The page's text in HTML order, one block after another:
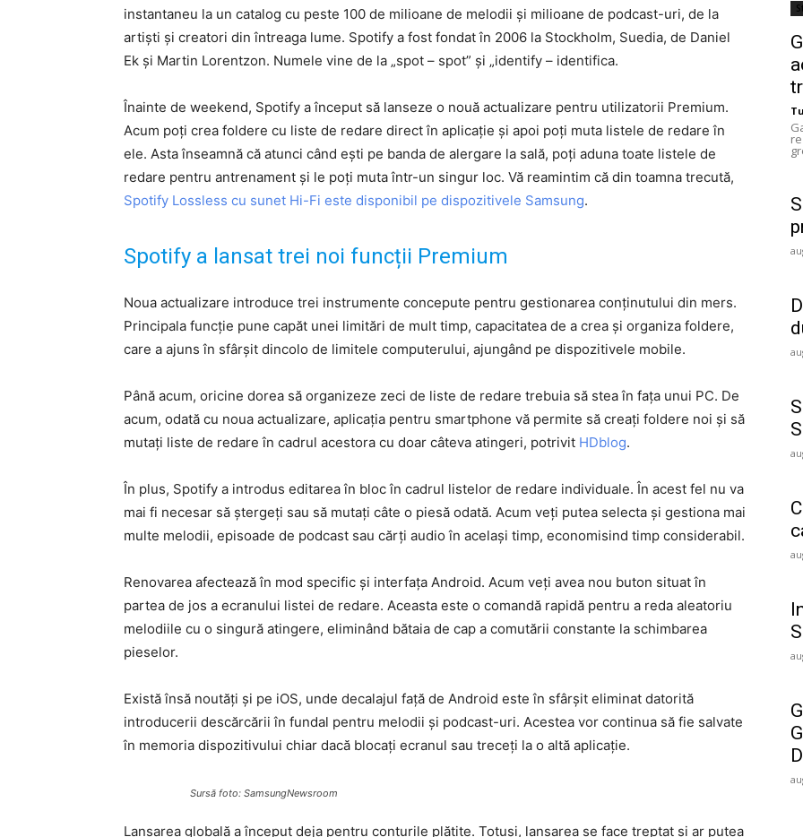
instantaneu la un catalog cu peste 100 de milioane de melodii și milioane de podcast-uri, de la
artiști și creatori din întreaga lume. Spotify a fost fondat în 2006 la Stockholm, Suedia, de Daniel
Ek și Martin Lorentzon. Numele vine de la „spot – spot” și „identify – identifica.
Înainte de weekend, Spotify a început să lanseze o nouă actualizare pentru utilizatorii Premium.
Acum poți crea foldere cu liste de redare direct în aplicație și apoi poți muta listele de redare în
ele. Asta înseamnă că atunci când ești pe banda de alergare la sală, poți aduna toate listele de
redare pentru antrenament și le poți muta într-un singur loc. Vă reamintim că din toamna trecută,
Spotify Lossless cu sunet Hi-Fi este disponibil pe dispozitivele Samsung.
Spotify a lansat trei noi funcții Premium
Noua actualizare introduce trei instrumente concepute pentru gestionarea conținutului din mers.
Principala funcție pune capăt unei limitări de mult timp, capacitatea de a crea și organiza foldere,
care a ajuns în sfârșit dincolo de limitele computerului, ajungând pe dispozitivele mobile.
Până acum, oricine dorea să organizeze zeci de liste de redare trebuia să stea în fața unui PC. De
acum, odată cu noua actualizare, aplicația pentru smartphone vă permite să creați foldere noi și să
mutați liste de redare în cadrul acestora cu doar câteva atingeri, potrivit HDblog.
În plus, Spotify a introdus editarea în bloc în cadrul listelor de redare individuale. În acest fel nu va
mai fi necesar să ștergeți sau să mutați câte o piesă odată. Acum veți putea selecta și gestiona mai
multe melodii, episoade de podcast sau cărți audio în același timp, economisind timp considerabil.
Renovarea afectează în mod specific și interfața Android. Acum veți avea nou buton situat în
partea de jos a ecranului listei de redare. Aceasta este o comandă rapidă pentru a reda aleatoriu
melodiile cu o singură atingere, eliminând bătaia de cap a comutării constante la schimbarea
pieselor.
Există însă noutăți și pe iOS, unde decalajul față de Android este în sfârșit eliminat datorită
introducerii descărcării în fundal pentru melodii și podcast-uri. Acestea vor continua să fie salvate
în memoria dispozitivului chiar dacă blocați ecranul sau treceți la o altă aplicație.
Sursă foto: SamsungNewsroom
Lansarea globală a început deja pentru conturile plătite. Totuși, lansarea se face treptat și ar putea